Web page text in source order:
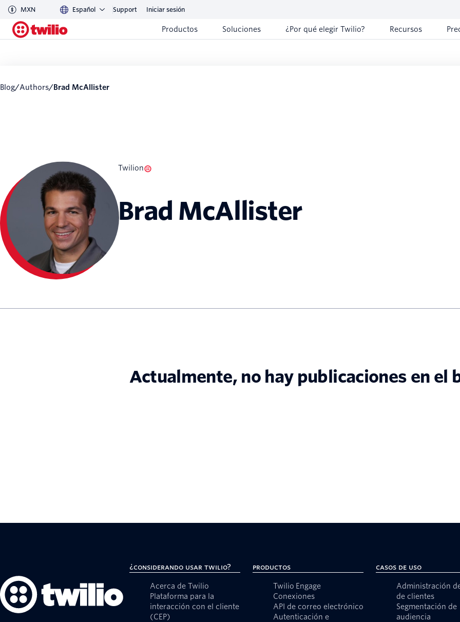
MXN Español Support Iniciar sesión
Productos Soluciones ¿Por qué elegir Twilio? Recursos
Blog/ Authors/ Brad McAllister
Twilion
Brad McAllister
Actualmente, no hay publicaciones en el
¿Considerando usar Twilio?
Acerca de Twilio
Plataforma para la
interacción con el cliente
(CEP)
Productos
Twilio Engage
Conexiones
API de correo electrónico
Autenticación e
Casos de uso
Administración
de clientes
Segmentación de
audiencia